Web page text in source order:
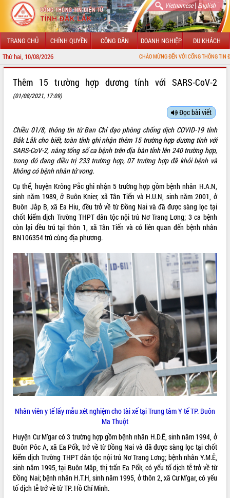
Vietnamese| English
TRANG CHỦ CHÍNH QUYỀN CÔNG DÂN DOANH NGHIỆP DU KHÁCH
Thứ hai, 10/08/2026 CHÀO MỪNG ĐẾN VỚI CỔNG THÔNG TIN ĐIỆN TỬ
LÃNH ĐẠO UBND TỈNH
SỞ, BAN, NGÀNH
UBND CÁC XÃ, PHƯỜNG
THÔNG TIN CHỈ ĐẠO ĐIỀU HÀNH
HỆ THỐNG VĂN BẢN
VĂN BẢN HĐND TỈNH
QUY HOẠCH - KẾ HOẠCH
VIDEO
Loading the player...
Thêm 15 trường hợp dương tính với SARS-CoV-2
(01/08/2021, 17:09)
Đọc bài viết
Chiều 01/8, thông tin từ Ban Chỉ đạo phòng chống dịch COVID-19 tỉnh
Đắk Lắk cho biết, toàn tỉnh ghi nhận thêm 15 trường hợp dương tính với
SARS-CoV-2, nâng tổng số ca bệnh trên địa bàn tỉnh lên 240 trường hợp,
trong đó đang điều trị 233 trường hợp, 07 trường hợp đã khỏi bệnh và
không có bệnh nhân tử vong.
Cụ thể, huyện Krông Pắc ghi nhận 5 trường hợp gồm bệnh nhân H.A.N,
sinh năm 1989, ở Buôn Knier, xã Tân Tiến và H.U.N, sinh năm 2001, ở
Buôn Jắp B, xã Ea Hiu, đều trở về từ Đồng Nai và đã được sàng lọc tại
chốt kiểm dịch Trường THPT dân tộc nội trú Nơ Trang Lơng; 3 ca bệnh
còn lại đều trú tại thôn 1, xã Tân Tiến và có liên quan đến bệnh nhân
BN106354 trú cùng địa phương.
Nhân viên y tế lấy mẫu xét nghiệm cho tài xế tại Trung tâm Y tế TP. Buôn
Ma Thuột
Huyện Cư M’gar có 3 trường hợp gồm bệnh nhân H.D.Ê, sinh năm 1994, ở
Buôn Pôc A, xã Ea Pốk, trở về từ Đồng Nai và đã được sàng lọc tại chốt
kiểm dịch Trường THPT dân tộc nội trú Nơ Trang Lơng; bệnh nhân Y.M.Ê,
sinh năm 1995, tại Buôn Măp, thị trấn Ea Pốk, có yếu tố dịch tễ trở về từ
Đồng Nai; bệnh nhân H.T.H, sinh năm 1995, ở thôn 2, xã Cư M’gar, có yếu
tố dịch tễ trở về từ TP. Hồ Chí Minh.